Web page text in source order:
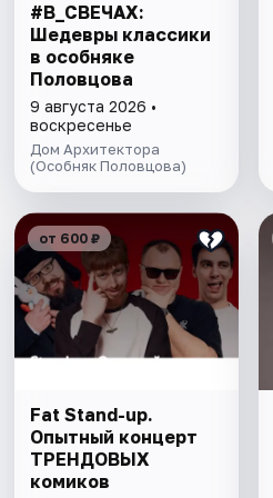
#В_СВЕЧАХ:
Шедевры классики
в особняке
Половцова
9 августа 2026 •
воскресенье
Дом Архитектора
(Особняк Половцова)
от 600 ₽
Fat Stand-up.
Опытный концерт
ТРЕНДОВЫХ
комиков